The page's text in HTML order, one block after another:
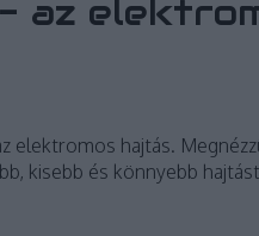
az
elektromos hajtás.
kisebb és könnyebb